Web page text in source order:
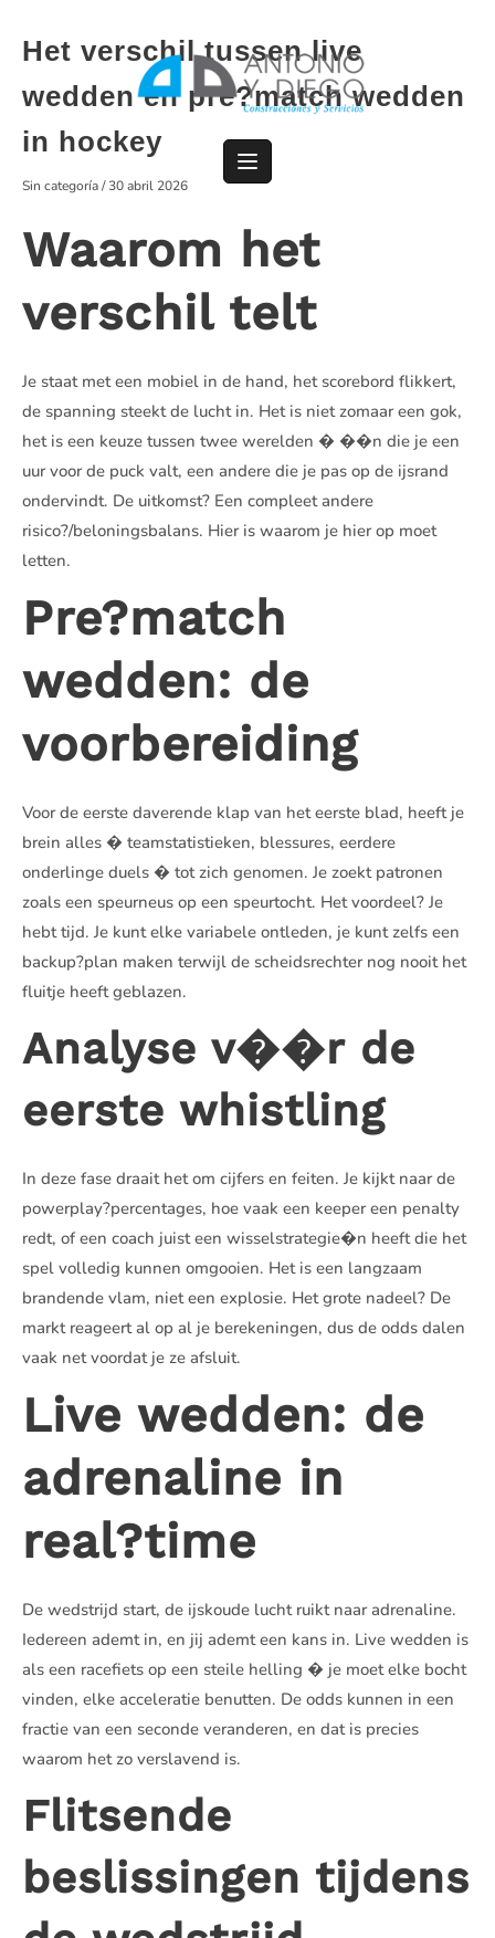
contenido
Het verschil tussen live
wedden en pre?match wedden
in hockey
Sin categoría/30 abril 2026
Waarom het
verschil telt
Je staat met een mobiel in de hand, het scorebord flikkert,
de spanning steekt de lucht in. Het is niet zomaar een gok,
het is een keuze tussen twee werelden � ��n die je een
uur voor de puck valt, een andere die je pas op de ijsrand
ondervindt. De uitkomst? Een compleet andere
risico?/beloningsbalans. Hier is waarom je hier op moet
letten.
Pre?match
wedden: de
voorbereiding
Voor de eerste daverende klap van het eerste blad, heeft je
brein alles � teamstatistieken, blessures, eerdere
onderlinge duels � tot zich genomen. Je zoekt patronen
zoals een speurneus op een speurtocht. Het voordeel? Je
hebt tijd. Je kunt elke variabele ontleden, je kunt zelfs een
backup?plan maken terwijl de scheidsrechter nog nooit het
fluitje heeft geblazen.
Analyse v��r de
eerste whistling
In deze fase draait het om cijfers en feiten. Je kijkt naar de
powerplay?percentages, hoe vaak een keeper een penalty
redt, of een coach juist een wisselstrategie�n heeft die het
spel volledig kunnen omgooien. Het is een langzaam
brandende vlam, niet een explosie. Het grote nadeel? De
markt reageert al op al je berekeningen, dus de odds dalen
vaak net voordat je ze afsluit.
Live wedden: de
adrenaline in
real?time
De wedstrijd start, de ijskoude lucht ruikt naar adrenaline.
Iedereen ademt in, en jij ademt een kans in. Live wedden is
als een racefiets op een steile helling � je moet elke bocht
vinden, elke acceleratie benutten. De odds kunnen in een
fractie van een seconde veranderen, en dat is precies
waarom het zo verslavend is.
Flitsende
beslissingen tijdens